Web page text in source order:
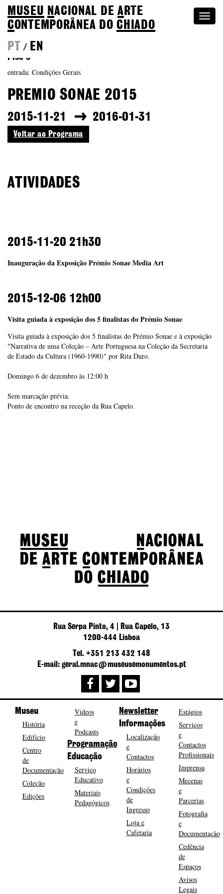
MUSEU NACIONAL DEA RTE
CONTEMPORÂNEA DOCHIADO
PT
/ EN
Piso 3
entrada: Condições Gerais
PREMIO SONAE 2015
2015-11-21 2016-01-31
Voltar ao Programa
ATIVIDADES
2015-11-20 21h30
Inauguração da Exposição Prémio Sonae Media Art
2015-12-06 12h00
Visita guiada à exposição dos 5 finalistas do Prémio Sonae
Visita guiada à exposição dos 5 finalistas do Prémio Sonae e à exposição
"Narrativa de uma Coleção – Arte Portuguesa na Coleção da Secretaria
de Estado da Cultura (1960-1990)" por Rita Duro.
Domingo 6 de dezembro às 12:00 h
Sem marcação prévia.
Ponto de encontro na receção da Rua Capelo.
Rua Serpa Pinto, 4 | Rua Capelo, 13
1200-444 Lisboa
Tel. +351 213 432 148
E-mail: geral.mnac@museusemonumentos.pt
Museu
História
Edifício
Centro
de
Documentação
Coleção
Edições
Vídeos
e
Podcasts
Programação
Educação
Serviço
Educativo
Materiais
Pedagógicos
Newsletter
Informações
Localização
e
Contactos
Horários
e
Condições
de
Ingresso
Loja e
Cafetaria
Estágios
Serviços
e
Contactos
Profissionais
Imprensa
Mecenas
e
Parcerias
Fotografia
e
Documentação
Cedência
de
Espaços
Avisos
Legais